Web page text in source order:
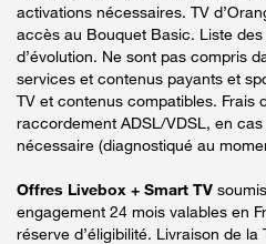
activations nécessaires. TV
accès au Bouquet Basic. Liste
d’évolution. Ne sont pas compris
services et contenus payants et
TV et contenus compatibles. Frais
raccordement ADSL/VDSL, en
nécessaire (diagnostiqué au
Offres Livebox + Smart TV
engagement 24 mois valables en
réserve d’éligibilité. Livraison de